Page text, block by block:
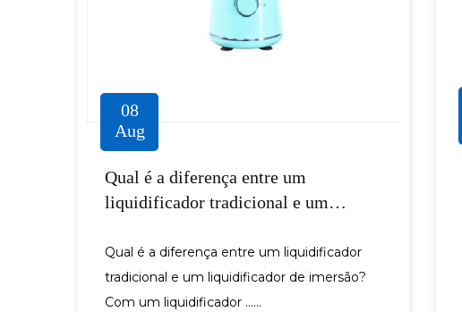
08
Aug
Qual é a diferença entre um
liquidificador tradicional e um
Qual é a diferença entre um liquidificador
tradicional e um liquidificador de imersão?
Com um liquidificador ......